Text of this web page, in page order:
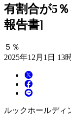
有割合が5
報告書]
５％
2025年12月1日 13
ルックホールディ